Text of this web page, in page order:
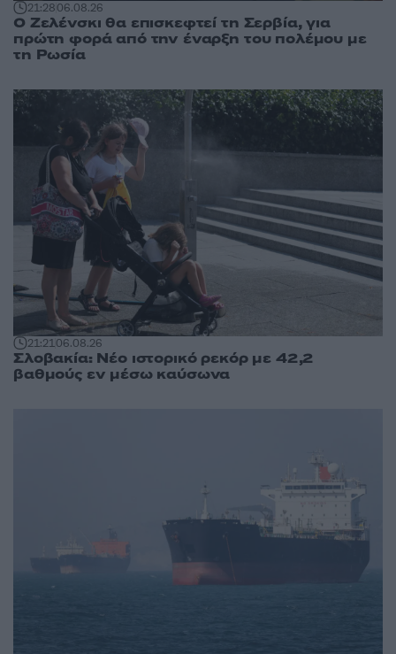
21:2806.08.26
Ο Ζελένσκι θα επισκεφτεί τη Σερβία, για
πρώτη φορά από την έναρξη του πολέμου με
τη Ρωσία
21:2106.08.26
Σλοβακία: Νέο ιστορικό ρεκόρ με 42,2
βαθμούς εν μέσω καύσωνα